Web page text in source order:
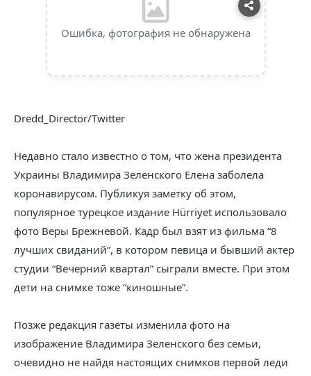
Ошибка, фотография не обнаружена
Dredd_Director/Twitter
Недавно стало известно о том, что жена президента
Украины Владимира Зеленского Елена заболела
коронавирусом. Публикуя заметку об этом,
популярное турецкое издание Hürriyet использовало
фото Веры Брежневой. Кадр был взят из фильма “8
лучших свиданий”, в котором певица и бывший актер
студии “Вечерний квартал” сыграли вместе. При этом
дети на снимке тоже “киношные”.
Позже редакция газеты изменила фото на
изображение Владимира Зеленского без семьи,
очевидно не найдя настоящих снимков первой леди